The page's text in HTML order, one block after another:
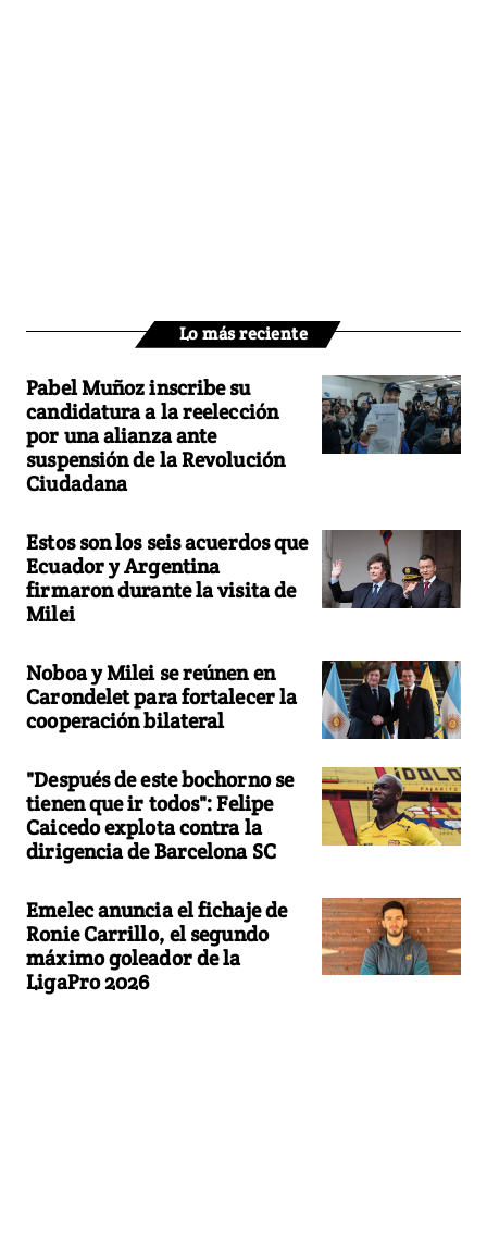
Lo más reciente
Pabel Muñoz inscribe su
candidatura a la reelección
por una alianza ante
suspensión de la Revolución
Ciudadana
Estos son los seis acuerdos que
Ecuador y Argentina
firmaron durante la visita de
Milei
Noboa y Milei se reúnen en
Carondelet para fortalecer la
cooperación bilateral
"Después de este bochorno se
tienen que ir todos": Felipe
Caicedo explota contra la
dirigencia de Barcelona SC
Emelec anuncia el fichaje de
Ronie Carrillo, el segundo
máximo goleador de la
LigaPro 2026